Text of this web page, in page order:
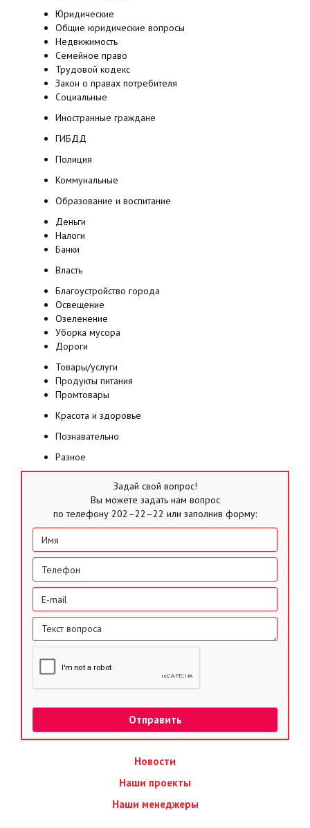
Юридические
Общие юридические вопросы
Недвижимость
Семейное право
Трудовой кодекс
Закон о правах потребителя
Социальные
Иностранные граждане
ГИБДД
Полиция
Коммунальные
Образование и воспитание
Деньги
Налоги
Банки
Власть
Благоустройство города
Освещение
Озеленение
Уборка мусора
Дороги
Товары/услуги
Продукты питания
Промтовары
Красота и здоровье
Познавательно
Разное
Задай свой вопрос!
Вы можете задать нам вопрос
по телефону 202–22–22 или заполнив форму:
Новости
Наши проекты
Наши менеджеры